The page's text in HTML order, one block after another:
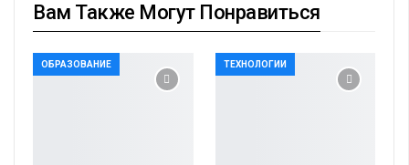
Вам Также Могут Понравиться
ОБРАЗОВАНИЕ ТЕХНОЛОГИИ